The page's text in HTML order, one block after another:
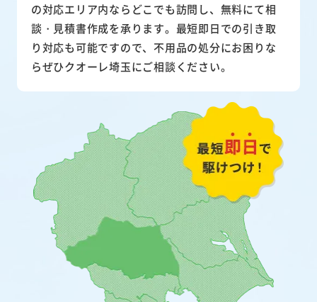
の対応エリア内ならどこでも訪問し、無料にて相
談・見積書作成を承ります。最短即日での引き取
り対応も可能ですので、不用品の処分にお困りな
らぜひクオーレ埼玉にご相談ください。